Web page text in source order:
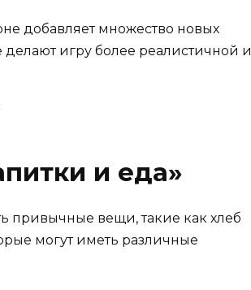
добавляет множество новых
игру более реалистичной и
и еда»
привычные вещи, такие как хлеб
могут иметь различные